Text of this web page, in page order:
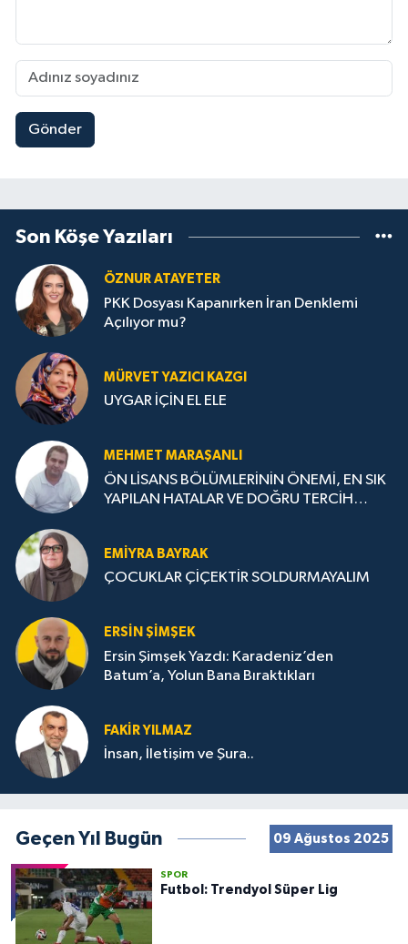
Gönder
Son Köşe Yazıları
ÖZNUR ATAYETER
PKK Dosyası Kapanırken İran Denklemi
Açılıyor mu?
MÜRVET YAZICI KAZGI
UYGAR İÇİN EL ELE
MEHMET MARAŞANLI
ÖN LİSANS BÖLÜMLERİNİN ÖNEMİ, EN SIK
YAPILAN HATALAR VE DOĞRU TERCİH
EMIYRA BAYRAK
ÇOCUKLAR ÇİÇEKTİR SOLDURMAYALIM
ERSIN ŞIMŞEK
Ersin Şimşek Yazdı: Karadeniz’den
Batum’a, Yolun Bana Bıraktıkları
FAKIR YILMAZ
İnsan, İletişim ve Şura..
Geçen Yıl Bugün 09 Ağustos 2025
SPOR
Futbol: Trendyol Süper Lig